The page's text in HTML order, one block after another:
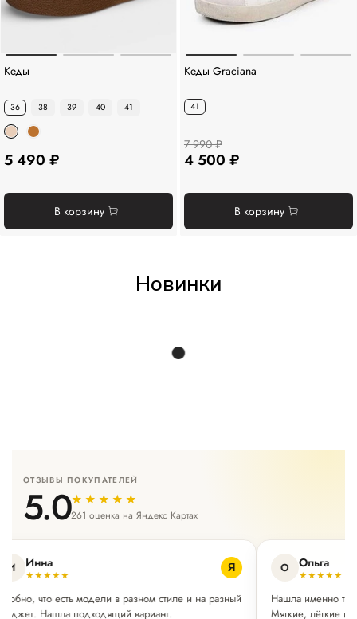
Кеды
36 38 39 40 41
5 490 ₽
В корзину
Кеды Graciana
41
7 990 ₽
4 500 ₽
В корзину
Новинки
ОТЗЫВЫ ПОКУПАТЕЛЕЙ
5.0★★★★★
261 оценка на Яндекс Картах
И Инна
★★★★★
Я
что есть модели в разном стиле и на разный
Нашла подходящий вариант.
О Ольга
★★★★★
Нашла именно те
Мягкие, лёгкие и